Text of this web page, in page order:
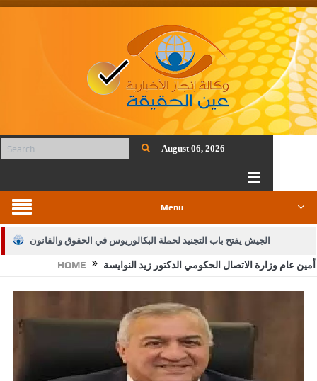
August 06, 2026
Menu
الجيش يفتح باب التجنيد لحملة البكالوريوس في الحقوق والقانون
بيان اجتماع عمّان:دعم الوصاية الهاشمية التاريخية على المقدسات
الإسلامية والمسيحية
الأمن يتلف 16 مليون حبة كبتاجون و1480 كغم مواد مخدرة
النواب يقر مشروع تعديل قانون الملكية العقارية
القاضي يلتقي رؤساء تحرير الصحف اليومية ويؤكد حرص مجلس النواب
HOME أمين عام وزارة الاتصال الحكومي الدكتور زيد النوايسة